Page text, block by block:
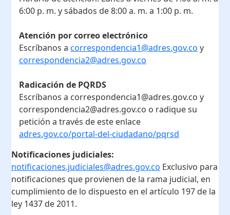
6:00 p. m. y sábados de 8:00 a. m. a 1:00 p. m.
Atención por correo electrónico
Escríbanos a correspondencia1@adres.gov.co y
correspondencia2@adres.gov.co
Radicación de PQRDS
Escríbanos a correspondencia1@adres.gov.co y
correspondencia2@adres.gov.co o radique su
petición a través de este enlace
adres.gov.co/portal-del-ciudadano/pqrsd
Notificaciones judiciales:
notificaciones.judiciales@adres.gov.co Exclusivo para
notificaciones que provienen de la rama judicial, en
cumplimiento de lo dispuesto en el artículo 197 de la
ley 1437 de 2011.